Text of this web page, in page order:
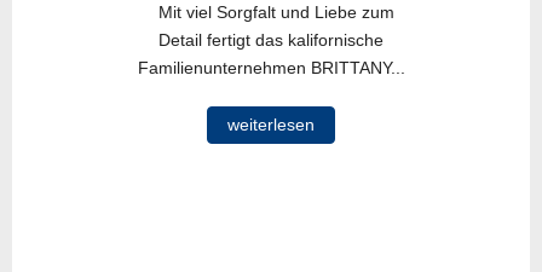
Mit viel Sorgfalt und Liebe zum
Detail fertigt das kalifornische
Familienunternehmen BRITTANY...
weiterlesen